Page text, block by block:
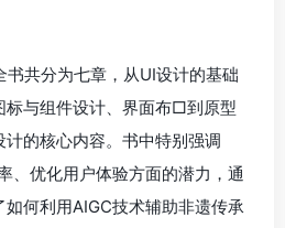
书共分为七章，从UI设计的基础
标与组件设计、界面布□到原型
的核心内容。书中特别强调
、优化用户体验方面的潜力，通
何利用AIGC技术辅助非遗传承